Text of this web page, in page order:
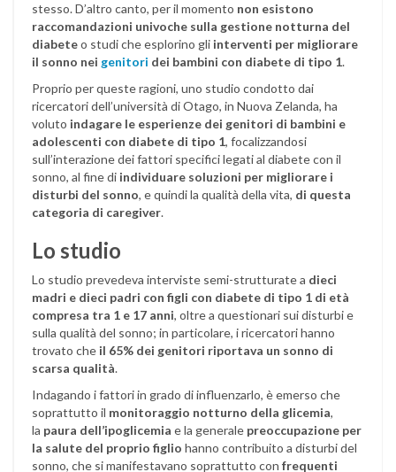
stesso. D’altro canto, per il momento non esistono
raccomandazioni univoche sulla gestione notturna del
diabeteo studi che esplorino gli interventi per migliorare
il sonno nei genitori dei bambini con diabete di tipo 1.
Proprio per queste ragioni, uno studio condotto dai
ricercatori dell’università di Otago, in Nuova Zelanda, ha
voluto indagare le esperienze dei genitori di bambini e
adolescenti con diabete di tipo 1, focalizzandosi
sull’interazione dei fattori specifici legati al diabete con il
sonno, al fine di individuare soluzioni per migliorare i
disturbi del sonno, e quindi la qualità della vita, di questa
categoria di caregiver.
Lo studio
Lo studio prevedeva interviste semi-strutturate a dieci
madri e dieci padri con figli con diabete di tipo 1 di età
compresa tra 1 e 17 anni, oltre a questionari sui disturbi e
sulla qualità del sonno; in particolare, i ricercatori hanno
trovato che il 65% dei genitori riportava un sonno di
scarsa qualità.
Indagando i fattori in grado di influenzarlo, è emerso che
soprattutto il monitoraggio notturno della glicemia,
la paura dell’ipoglicemia e la generale preoccupazione per
la salute del proprio figlio hanno contribuito a disturbi del
sonno, che si manifestavano soprattutto con frequenti